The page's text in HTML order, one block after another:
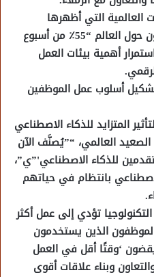
العالمية التي أظهرها
الاستطلاع، حيث يقضي الموظفون حول العالم “55٪ من أسبوع
أهمية بيئات العمل
أسلوب عمل الموظفين
المتزايد للذكاء الاصطناعي
العالمي، “”يُصنَّف الآن
للذكاء الاصطناعي'”ي”،
بانتظام في حياتهم
تؤدي إلى عمل أكثر
الذين يستخدمون
‘وقتًا أقل في العمل
وبناء علاقات أقوى